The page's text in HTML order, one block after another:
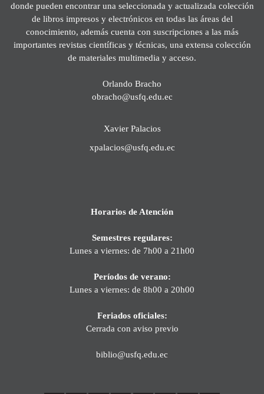
donde pueden encontrar una seleccionada y actualizada colección
de libros impresos y electrónicos en todas las áreas del
conocimiento, además cuenta con suscripciones a las más
importantes revistas científicas y técnicas, una extensa colección
de materiales multimedia y acceso.
Orlando Bracho
obracho@usfq.edu.ec
Xavier Palacios
xpalacios@usfq.edu.ec
Horarios de Atención
Semestres regulares:
Lunes a viernes: de 7h00 a 21h00
Períodos de verano:
Lunes a viernes: de 8h00 a 20h00
Feriados oficiales:
Cerrada con aviso previo
biblio@usfq.edu.ec